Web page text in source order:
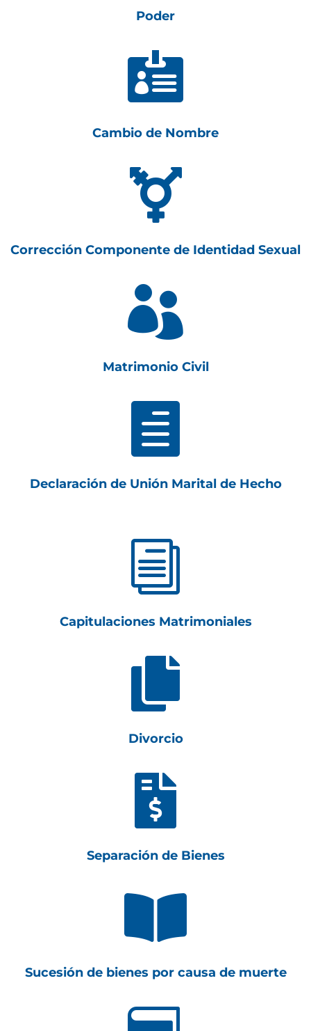
Poder

Cambio de Nombre

Corrección Componente de Identidad Sexual

Matrimonio Civil

Declaración de Unión Marital de Hecho
i
Capitulaciones Matrimoniales

Divorcio

Separación de Bienes

Sucesión de bienes por causa de muerte